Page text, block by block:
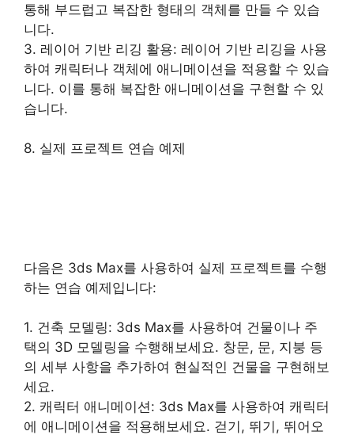
통해 부드럽고 복잡한 형태의 객체를 만들 수 있습
니다.
3. 레이어 기반 리깅 활용: 레이어 기반 리깅을 사용
하여 캐릭터나 객체에 애니메이션을 적용할 수 있습
니다. 이를 통해 복잡한 애니메이션을 구현할 수 있
습니다.
8. 실제 프로젝트 연습 예제
다음은 3ds Max를 사용하여 실제 프로젝트를 수행
하는 연습 예제입니다:
1. 건축 모델링: 3ds Max를 사용하여 건물이나 주
택의 3D 모델링을 수행해보세요. 창문, 문, 지붕 등
의 세부 사항을 추가하여 현실적인 건물을 구현해보
세요.
2. 캐릭터 애니메이션: 3ds Max를 사용하여 캐릭터
에 애니메이션을 적용해보세요. 걷기, 뛰기, 뛰어오